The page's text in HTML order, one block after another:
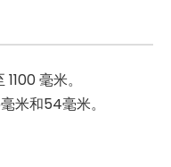
毫米。
米和54毫米。